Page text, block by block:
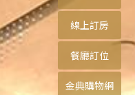
線上訂房
餐廳訂位
金典購物網